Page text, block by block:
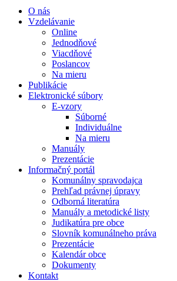
O nás
Vzdelávanie
Online
Jednodňové
Viacdňové
Poslancov
Na mieru
Publikácie
Elektronické súbory
E-vzory
Súborné
Individuálne
Na mieru
Manuály
Prezentácie
Informačný portál
Komunálny spravodajca
Prehľad právnej úpravy
Odborná literatúra
Manuály a metodické listy
Judikatúra pre obce
Slovník komunálneho práva
Prezentácie
Kalendár obce
Dokumenty
Kontakt